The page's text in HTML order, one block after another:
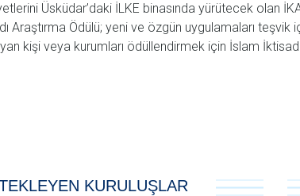
Üsküdar’daki İLKE binasında yürütecek olan
Araştırma Ödülü; yeni ve özgün uygulamaları
kişi veya kurumları ödüllendirmek için İslam
KURULUŞLAR